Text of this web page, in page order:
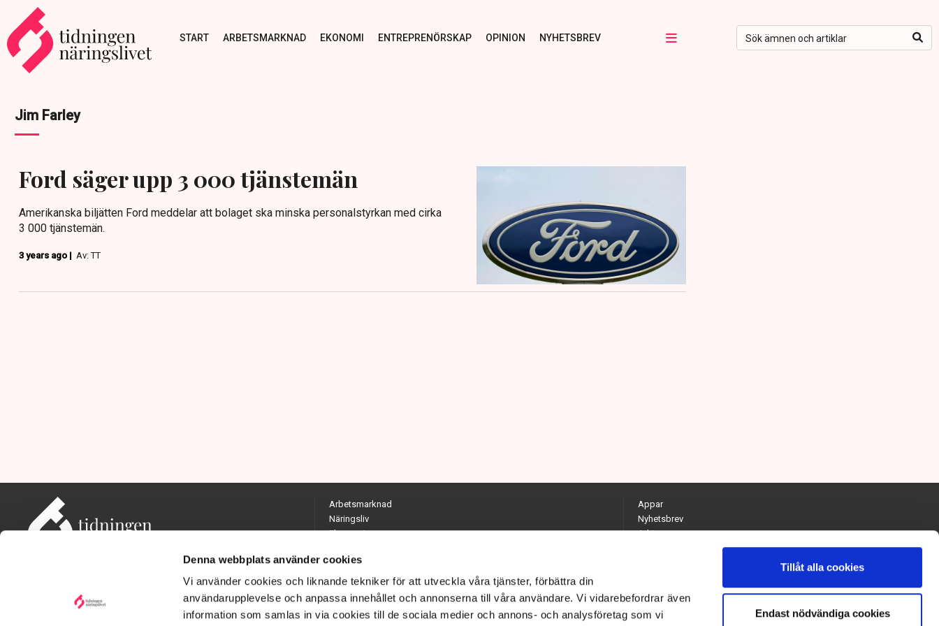
Denna webbplats använder cookies
Vi använder cookies och liknande tekniker för att utveckla våra tjänster, förbättra din
användarupplevelse och anpassa innehållet och annonserna till våra användare. Vi vidarebefordrar även
information som samlas in via cookies till de sociala medier och annons- och analysföretag som vi
Tillåt alla cookies
Endast nödvändiga cookies
START ARBETSMARKNAD EKONOMI ENTREPRENÖRSKAP OPINION NYHETSBREV
Jim Farley
Ford säger upp 3 000 tjänstemän
Amerikanska biljätten Ford meddelar att bolaget ska minska personalstyrkan med cirka
3 000 tjänstemän.
3 years ago | Av: TT
Adress: Tidningen Näringslivet, 114 82 Stockholm
Arbetsmarknad
Näringsliv
Ekonomi
Opinion
Hållbarhet
Utrikes
Quiz
Appar
Nyhetsbrev
Arkiv
Kontakta redaktionen
Chefredaktör och ansvarig utgivare: